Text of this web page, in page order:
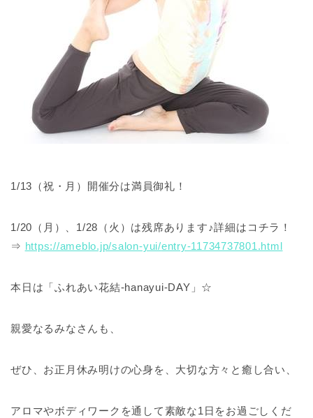
1/13（祝・月）開催分は満員御礼！
1/20（月）、1/28（火）は残席あります♪詳細はコチラ！
⇒ https://ameblo.jp/salon-yui/entry-11734737801.html
本日は「ふれあい花結-hanayui-DAY」☆
親愛なるみなさんも、
ぜひ、お正月休み明けの心身を、大切な方々と癒し合い、
アロマやボディワークを通して素敵な1日をお過ごしくだ